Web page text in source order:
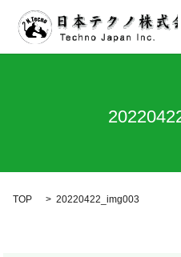
TOP 20220422_img003